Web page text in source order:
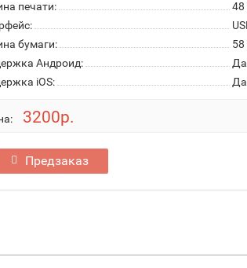
печати:
бумаги:
Андроид:
Да
iOS:
Да
3200р.
Предзаказ